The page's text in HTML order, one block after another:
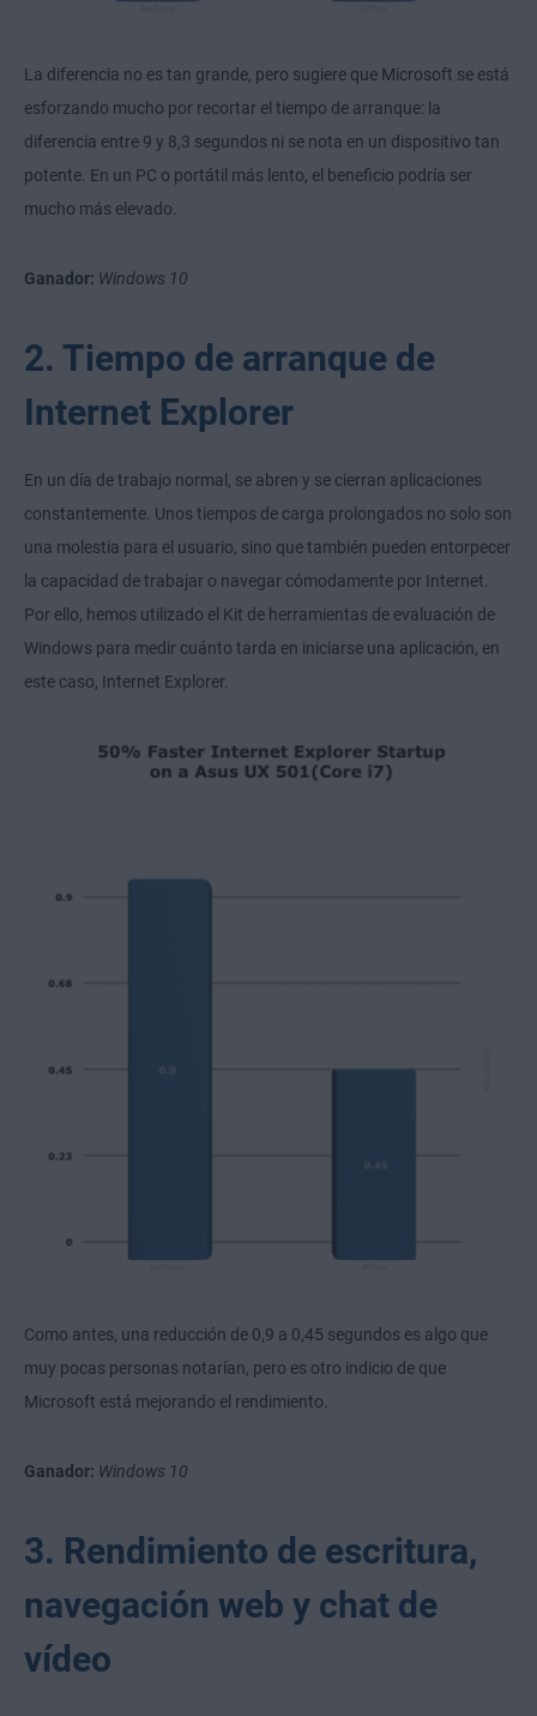
La diferencia no es tan grande, pero sugiere que Microsoft se está
esforzando mucho por recortar el tiempo de arranque: la
diferencia entre 9 y 8,3 segundos ni se nota en un dispositivo tan
potente. En un PC o portátil más lento, el beneficio podría ser
mucho más elevado.
Ganador: Windows 10
2. Tiempo de arranque de
Internet Explorer
En un día de trabajo normal, se abren y se cierran aplicaciones
constantemente. Unos tiempos de carga prolongados no solo son
una molestia para el usuario, sino que también pueden entorpecer
la capacidad de trabajar o navegar cómodamente por Internet.
Por ello, hemos utilizado el Kit de herramientas de evaluación de
Windows para medir cuánto tarda en iniciarse una aplicación, en
este caso, Internet Explorer.
Como antes, una reducción de 0,9 a 0,45 segundos es algo que
muy pocas personas notarían, pero es otro indicio de que
Microsoft está mejorando el rendimiento.
Ganador: Windows 10
3. Rendimiento de escritura,
navegación web y chat de
vídeo